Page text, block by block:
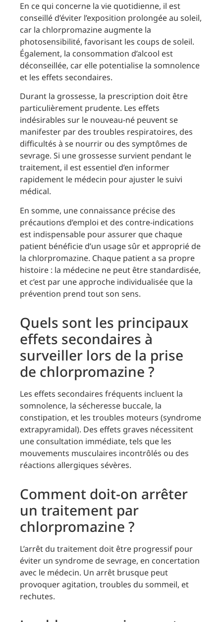
En ce qui concerne la vie quotidienne, il est
conseillé d’éviter l’exposition prolongée au soleil,
car la chlorpromazine augmente la
photosensibilité, favorisant les coups de soleil.
Également, la consommation d’alcool est
déconseillée, car elle potentialise la somnolence
et les effets secondaires.
Durant la grossesse, la prescription doit être
particulièrement prudente. Les effets
indésirables sur le nouveau-né peuvent se
manifester par des troubles respiratoires, des
difficultés à se nourrir ou des symptômes de
sevrage. Si une grossesse survient pendant le
traitement, il est essentiel d’en informer
rapidement le médecin pour ajuster le suivi
médical.
En somme, une connaissance précise des
précautions d’emploi et des contre-indications
est indispensable pour assurer que chaque
patient bénéficie d’un usage sûr et approprié de
la chlorpromazine. Chaque patient a sa propre
histoire : la médecine ne peut être standardisée,
et c’est par une approche individualisée que la
prévention prend tout son sens.
Quels sont les principaux
effets secondaires à
surveiller lors de la prise
de chlorpromazine ?
Les effets secondaires fréquents incluent la
somnolence, la sécheresse buccale, la
constipation, et les troubles moteurs (syndrome
extrapyramidal). Des effets graves nécessitent
une consultation immédiate, tels que les
mouvements musculaires incontrôlés ou des
réactions allergiques sévères.
Comment doit-on arrêter
un traitement par
chlorpromazine ?
L’arrêt du traitement doit être progressif pour
éviter un syndrome de sevrage, en concertation
avec le médecin. Un arrêt brusque peut
provoquer agitation, troubles du sommeil, et
rechutes.